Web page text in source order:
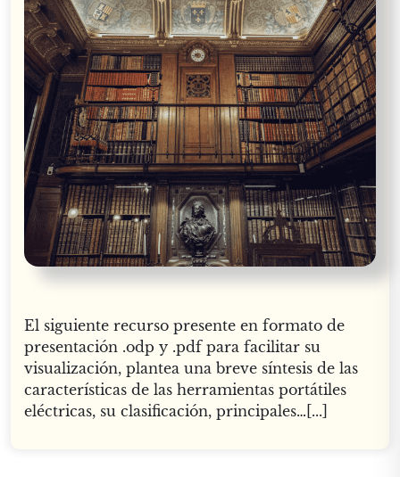
El siguiente recurso presente en formato de
presentación .odp y .pdf para facilitar su
visualización, plantea una breve síntesis de las
características de las herramientas portátiles
eléctricas, su clasificación, principales…[...]